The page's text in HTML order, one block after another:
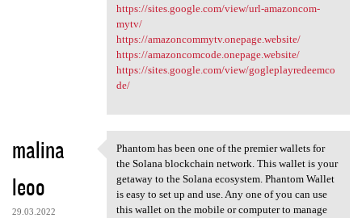
https://sites.google.com/view/url-amazoncom-
mytv/
https://amazoncommytv.onepage.website/
https://amazoncomcode.onepage.website/
https://sites.google.com/view/gogleplayredeemco
de/
malina
leoo
29.03.2022
Phantom has been one of the
Phantom has been one of the premier wallets for
the Solana blockchain network. This wallet is your
getaway to the Solana ecosystem. Phantom Wallet
is easy to set up and use. Any one of you can use
this wallet on the mobile or computer to manage